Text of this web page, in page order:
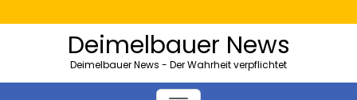
Deimelbauer News
Deimelbauer News - Der Wahrheit verpflichtet